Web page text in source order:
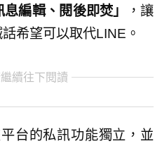
編輯、閱後即焚」
，讓
希望可以取代LINE。
續往下閱讀
台的私訊功能獨立，並